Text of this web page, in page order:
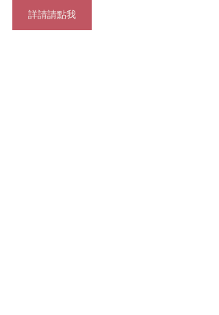
詳請請點我